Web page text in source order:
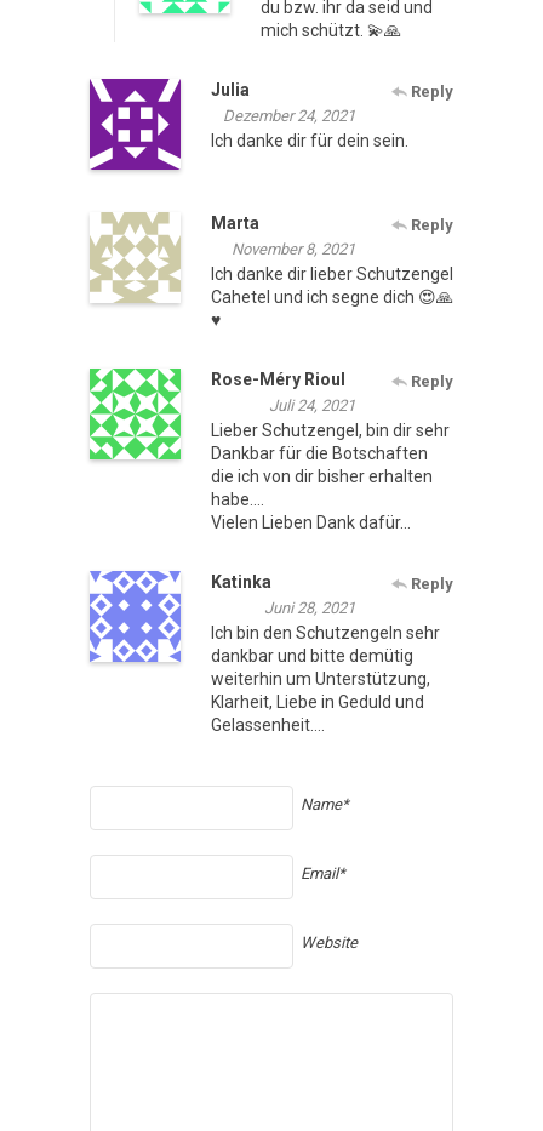
du bzw. ihr da seid und
mich schützt. 💫🙏
Julia
Reply
Dezember 24, 2021
Ich danke dir für dein sein.
Marta
Reply
November 8, 2021
Ich danke dir lieber Schutzengel
Cahetel und ich segne dich 😍🙏
♥️
Rose-Méry Rioul
Reply
Juli 24, 2021
Lieber Schutzengel, bin dir sehr
Dankbar für die Botschaften
die ich von dir bisher erhalten
habe….
Vielen Lieben Dank dafür…
Katinka
Reply
Juni 28, 2021
Ich bin den Schutzengeln sehr
dankbar und bitte demütig
weiterhin um Unterstützung,
Klarheit, Liebe in Geduld und
Gelassenheit….
Name*
Email*
Website